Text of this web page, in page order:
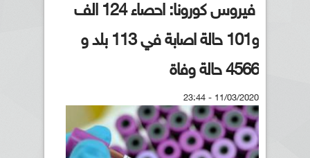
فيروس كورونا: احصاء 124 الف
و101 حالة اصابة في 113 بلد و
4566 حالة وفاة
11/03/2020 - 23:44